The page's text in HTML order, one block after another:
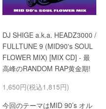
DJ SHIGE a.k.a. HEADZ3000 /
FULLTUNE 9 (MID90's SOUL
FLOWER MIX) [MIX CD] - 最
高峰のRANDOM RAP黄金期!
1,650円(税込1,815円)
今回のテーマはMID 90’s オル